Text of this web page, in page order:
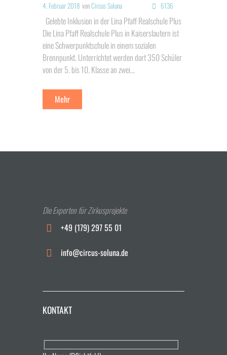
4. Februar 2018 vonCircus Soluna 6136
Gelebte Inklusion in der Lina Pfaff Realschule Plus
Die Lina Pfaff Realschule Plus in Kaiserslautern ist
eine Schwerpunktschule in einem sozialen
Brennpunkt. Unterrichtet werden dort 350 Schüler
von der 5. bis 10. Klasse an zwei...
Mehr
Die Experten für Zirkusprojekte
+49 (179) 297 55 01
info@circus-soluna.de
KONTAKT